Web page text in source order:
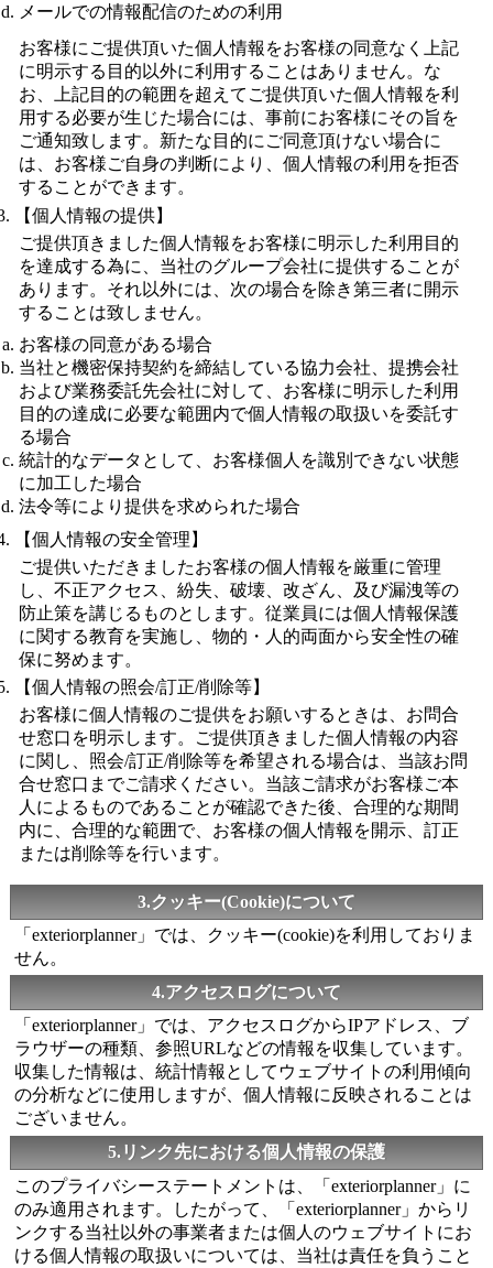
メールでの情報配信のための利用
お客様にご提供頂いた個人情報をお客様の同意なく上記
に明示する目的以外に利用することはありません。な
お、上記目的の範囲を超えてご提供頂いた個人情報を利
用する必要が生じた場合には、事前にお客様にその旨を
ご通知致します。新たな目的にご同意頂けない場合に
は、お客様ご自身の判断により、個人情報の利用を拒否
することができます。
【個人情報の提供】
ご提供頂きました個人情報をお客様に明示した利用目的
を達成する為に、当社のグループ会社に提供することが
あります。それ以外には、次の場合を除き第三者に開示
することは致しません。
お客様の同意がある場合
当社と機密保持契約を締結している協力会社、提携会社
および業務委託先会社に対して、お客様に明示した利用
目的の達成に必要な範囲内で個人情報の取扱いを委託す
る場合
統計的なデータとして、お客様個人を識別できない状態
に加工した場合
法令等により提供を求められた場合
【個人情報の安全管理】
ご提供いただきましたお客様の個人情報を厳重に管理
し、不正アクセス、紛失、破壊、改ざん、及び漏洩等の
防止策を講じるものとします。従業員には個人情報保護
に関する教育を実施し、物的・人的両面から安全性の確
保に努めます。
【個人情報の照会/訂正/削除等】
お客様に個人情報のご提供をお願いするときは、お問合
せ窓口を明示します。ご提供頂きました個人情報の内容
に関し、照会/訂正/削除等を希望される場合は、当該お問
合せ窓口までご請求ください。当該ご請求がお客様ご本
人によるものであることが確認できた後、合理的な期間
内に、合理的な範囲で、お客様の個人情報を開示、訂正
または削除等を行います。
3.クッキー(Cookie)について
「exteriorplanner」では、クッキー(cookie)を利用しておりま
せん。
4.アクセスログについて
「exteriorplanner」では、アクセスログからIPアドレス、ブ
ラウザーの種類、参照URLなどの情報を収集しています。
収集した情報は、統計情報としてウェブサイトの利用傾向
の分析などに使用しますが、個人情報に反映されることは
ございません。
5.リンク先における個人情報の保護
このプライバシーステートメントは、「exteriorplanner」に
のみ適用されます。したがって、「exteriorplanner」からリ
ンクする当社以外の事業者または個人のウェブサイトにお
ける個人情報の取扱いについては、当社は責任を負うこと